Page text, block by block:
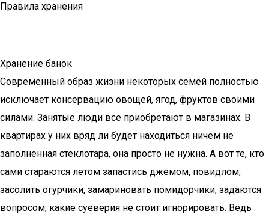
Правила хранения
Хранение банок
Современный образ жизни некоторых семей полностью
исключает консервацию овощей, ягод, фруктов своими
силами. Занятые люди все приобретают в магазинах. В
квартирах у них вряд ли будет находиться ничем не
заполненная стеклотара, она просто не нужна. А вот те, кто
сами стараются летом запастись джемом, повидлом,
засолить огурчики, замариновать помидорчики, задаются
вопросом, какие суеверия не стоит игнорировать. Ведь